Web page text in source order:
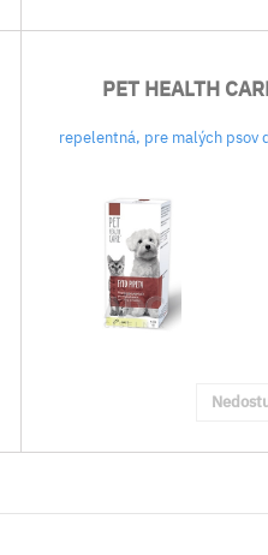
PET HEALTH
repelentná, pre malých psov